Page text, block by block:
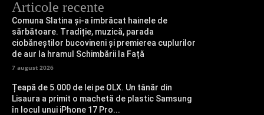
Articole recente
Comuna Slatina și-a îmbrăcat hainele de
sărbătoare. Tradiție, muzică, parada
ciobăneștilor bucovineni și premierea cuplurilor
de aur la hramul Schimbării la Față
7 august 2026
Țeapă de 5.000 de lei pe OLX. Un tânăr din
Lisaura a primit o machetă de plastic Samsung
în locul unui iPhone 17 Pro...